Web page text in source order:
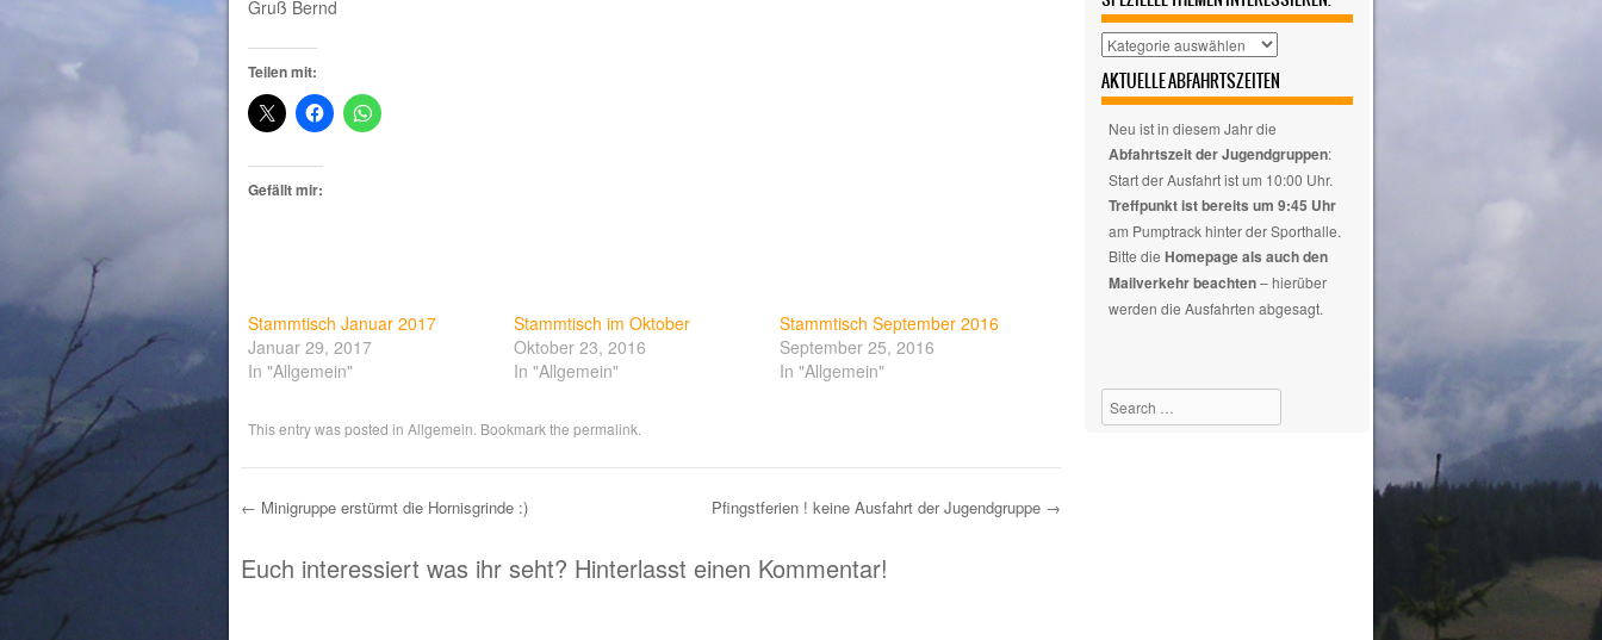
Gruß Bernd
Teilen mit:
Gefällt mir:
Stammtisch Januar 2017
Januar 29, 2017
In "Allgemein"
Stammtisch im Oktober
Oktober 23, 2016
In "Allgemein"
Stammtisch September 2016
September 25, 2016
In "Allgemein"
This entry was posted in Allgemein . Bookmark the permalink
Post navigation
← Minigruppe erstürmt die Hornisgrinde :) Pfingstferien ! keine Ausfahrt der Jugendgruppe →
Euch interessiert was ihr seht? Hinterlasst einen Kommentar!
Hier
auswählen,
wenn
interessieren.
AKTUELLE ABFAHRTSZEITEN
Neu ist in diesem Jahr die
Abfahrtszeit der Jugendgruppen:
Start der Ausfahrt ist um 10:00 Uhr.
Treffpunkt ist bereits um 9:45 Uhr
am Pumptrack hinter der Sporthalle.
Bitte dieHomepage als auch den
Mailverkehr beachten– hierüber
werden die Ausfahrten abgesagt.
Search